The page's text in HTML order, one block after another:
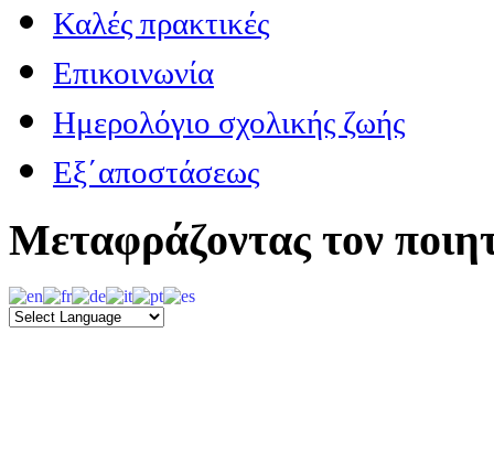
Καλές πρακτικές
Επικοινωνία
Ημερολόγιο σχολικής ζωής
Εξ΄αποστάσεως
Μεταφράζοντας τον